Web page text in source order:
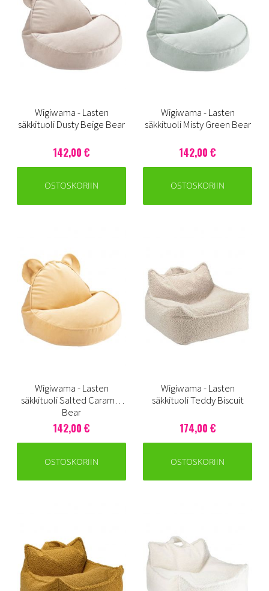
Wigiwama - Lasten
säkkituoli Dusty Beige Bear
142,00 €
OSTOSKORIIN
Wigiwama - Lasten
säkkituoli Misty Green Bear
142,00 €
OSTOSKORIIN
Wigiwama - Lasten
säkkituoli Salted Caramel
Bear
142,00 €
OSTOSKORIIN
Wigiwama - Lasten
säkkituoli Teddy Biscuit
174,00 €
OSTOSKORIIN